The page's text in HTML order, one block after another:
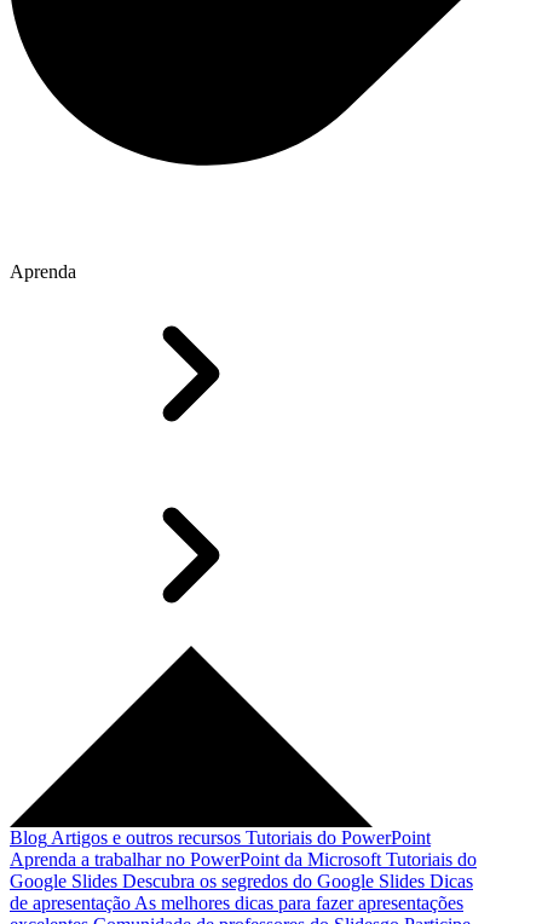
Aprenda
Blog Artigos e outros recursos Tutoriais do PowerPoint
Aprenda a trabalhar no PowerPoint da Microsoft Tutoriais do
Google Slides Descubra os segredos do Google Slides Dicas
de apresentação As melhores dicas para fazer apresentações